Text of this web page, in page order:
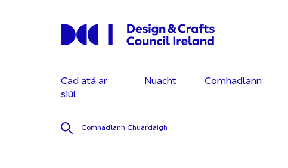
Cad atá ar
siúl
Nuacht Comhadlann
Comhadlann Chuardaigh